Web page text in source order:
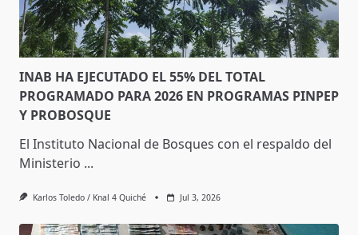
INAB HA EJECUTADO EL 55% DEL TOTAL
PROGRAMADO PARA 2026 EN PROGRAMAS PINPEP
Y PROBOSQUE
El Instituto Nacional de Bosques con el respaldo del
Ministerio ...
Karlos Toledo / Knal 4 Quiché Jul 3, 2026